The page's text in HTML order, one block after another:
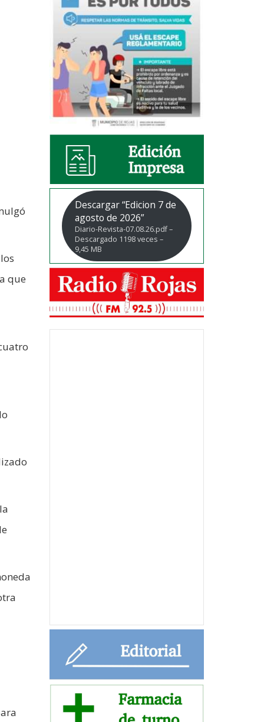
que
Descargar “Edicion 7 de
agosto de 2026”
Diario-Revista-07.08.26.pdf –
Descargado 1198 veces –
9,45 MB